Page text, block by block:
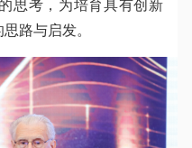
思考，为培育具有创新
路与启发。